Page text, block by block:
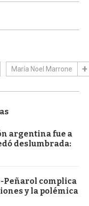
María Noel Marrone
argentina fue a
deslumbrada:
Peñarol complica
y la polémica